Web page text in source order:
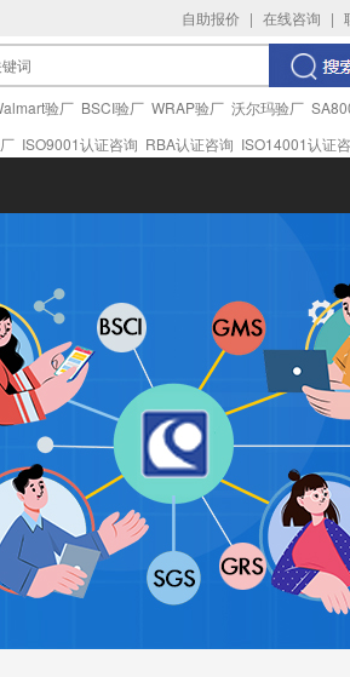
自助报价 | 在线咨询 |
验厂 BSCI验厂 WRAP验厂 沃尔玛验厂
ISO9001认证咨询 RBA认证咨询 ISO14001认证